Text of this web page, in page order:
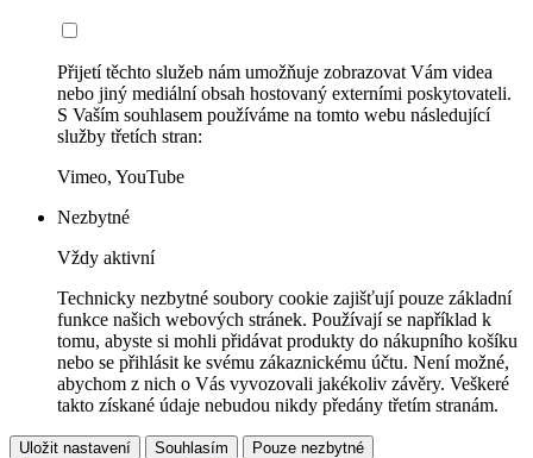
Přijetí těchto služeb nám umožňuje zobrazovat Vám videa
nebo jiný mediální obsah hostovaný externími poskytovateli.
S Vaším souhlasem používáme na tomto webu následující
služby třetích stran:
Vimeo, YouTube
Nezbytné
Vždy aktivní
Technicky nezbytné soubory cookie zajišťují pouze základní
funkce našich webových stránek. Používají se například k
tomu, abyste si mohli přidávat produkty do nákupního košíku
nebo se přihlásit ke svému zákaznickému účtu. Není možné,
abychom z nich o Vás vyvozovali jakékoliv závěry. Veškeré
takto získané údaje nebudou nikdy předány třetím stranám.
Uložit nastavení Souhlasím Pouze nezbytné